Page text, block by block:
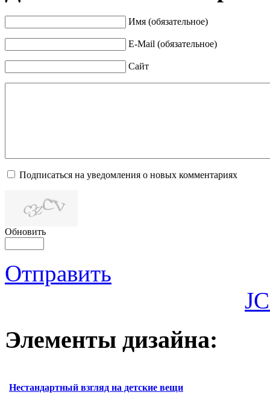
Имя (обязательное)
E-Mail (обязательное)
Сайт
Подписаться на уведомления о новых комментариях
Обновить
Отправить
Элементы дизайна:
Нестандартный взгляд на детские вещи